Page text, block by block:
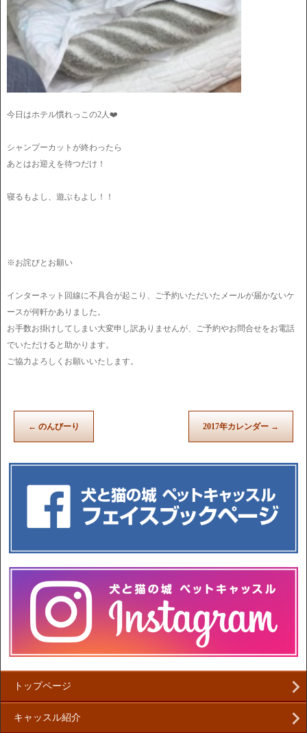
今日はホテル慣れっこの2人❤️
シャンプーカットが終わったら
あとはお迎えを待つだけ！
寝るもよし、遊ぶもよし！！
※お詫びとお願い
インターネット回線に不具合が起こり、ご予約いただいたメールが届かないケ
ースが何軒かありました。
お手数お掛けしてしまい大変申し訳ありませんが、ご予約やお問合せをお電話
でいただけると助かります。
ご協力よろしくお願いいたします。
← のんびーり 2017年カレンダー →
トップページ
キャッスル紹介